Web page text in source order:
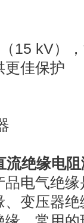
15 kV）
更佳保护
绝缘电
电气绝
变压器